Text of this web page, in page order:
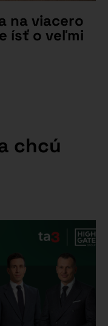
na viacero
ísť o veľmi
chcú